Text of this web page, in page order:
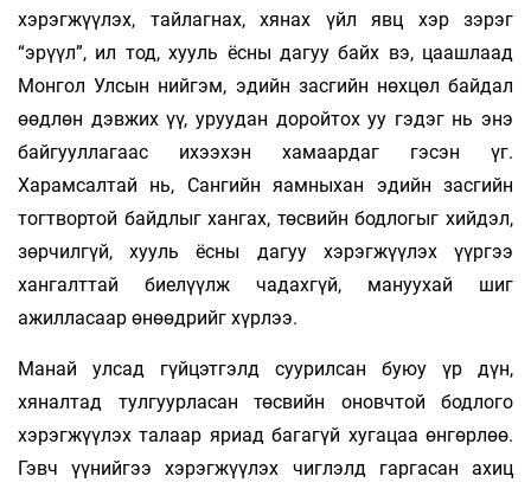
хэрэгжүүлэх, тайлагнах, хянах үйл явц хэр зэрэг
“эрүүл”, ил тод, хууль ёсны дагуу байх вэ, цаашлаад
Монгол Улсын нийгэм, эдийн засгийн нөхцөл байдал
өөдлөн дэвжих үү, уруудан доройтох уу гэдэг нь энэ
байгууллагаас ихээхэн хамаардаг гэсэн үг.
Харамсалтай нь, Сангийн яамныхан эдийн засгийн
тогтвортой байдлыг хангах, төсвийн бодлогыг хийдэл,
зөрчилгүй, хууль ёсны дагуу хэрэгжүүлэх үүргээ
хангалттай биелүүлж чадахгүй, мануухай шиг
ажилласаар өнөөдрийг хүрлээ.
Манай улсад гүйцэтгэлд суурилсан буюу үр дүн,
хяналтад тулгуурласан төсвийн оновчтой бодлого
хэрэгжүүлэх талаар яриад багагүй хугацаа өнгөрлөө.
Гэвч үүнийгээ хэрэгжүүлэх чиглэлд гаргасан ахиц